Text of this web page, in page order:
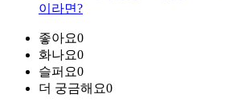
이라면?
좋아요0
화나요0
슬퍼요0
더 궁금해요0